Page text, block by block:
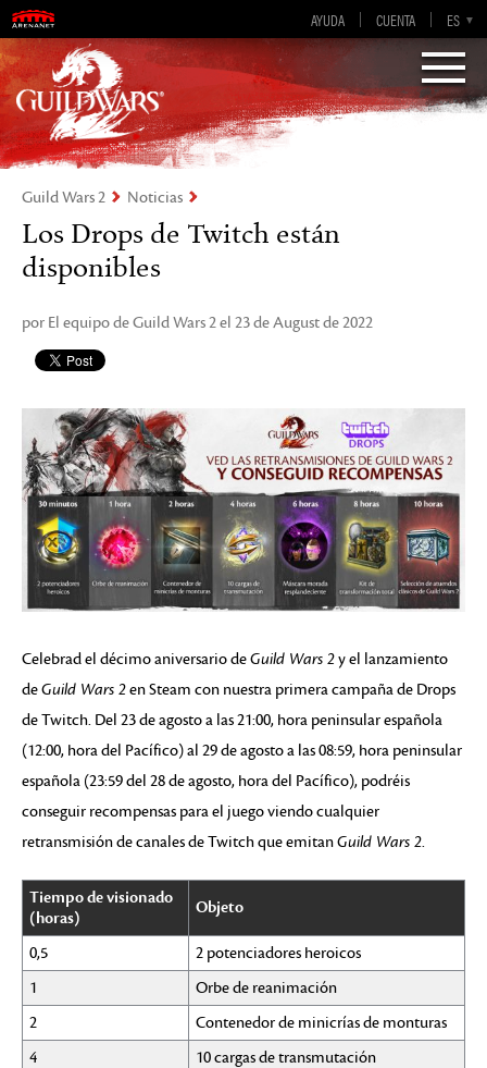
AYUDA CUENTA ES
EN
DE
FR
EN-GB
Visions of Eternity
Guild Wars 2
Guild Wars 2 Noticias
Los Drops de Twitch están
disponibles
por El equipo de Guild Wars 2 el 23 de August de 2022
Celebrad el décimo aniversario deGuild Wars 2y el lanzamiento
deGuild Wars 2en Steam con nuestra primera campaña de Drops
de Twitch. Del 23 de agosto a las 21:00, hora peninsular española
(12:00, hora del Pacífico) al 29 de agosto a las 08:59, hora peninsular
española (23:59 del 28 de agosto, hora del Pacífico), podréis
conseguir recompensas para el juego viendo cualquier
retransmisión de canales de Twitch que emitanGuild Wars 2.
Tiempo de visionado
(horas)
Objeto
0,5
2 potenciadores heroicos
1
Orbe de reanimación
2
Contenedor de minicrías de monturas
4
10 cargas de transmutación